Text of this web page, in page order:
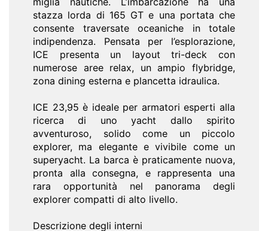
stazza lorda di 165 GT e una portata che
consente traversate oceaniche in totale
indipendenza. Pensata per l’esplorazione,
ICE presenta un layout tri-deck con
numerose aree relax, un ampio flybridge,
zona dining esterna e plancetta idraulica.
ICE 23,95 è ideale per armatori esperti alla
ricerca di uno yacht dallo spirito
avventuroso, solido come un piccolo
explorer, ma elegante e vivibile come un
superyacht. La barca è praticamente nuova,
pronta alla consegna, e rappresenta una
rara opportunità nel panorama degli
explorer compatti di alto livello.
Descrizione degli interni